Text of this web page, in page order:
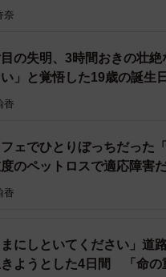
た。「2桁じゃなくて良
した保護団体や個人ボラ
話をする余裕がない状態
ぼしきミニピンが収容さ
が頭を抱えました。しか
がつくことになりました。
ニピンをはぴねすが
奈
の失明、3時間おきの壮
」と覚悟した19歳の誕生
香
ェでひとりぼっちだった
のペットロスで適応障害
香
まにしといてください」
ようとした4日間 「命の